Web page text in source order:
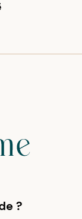
?